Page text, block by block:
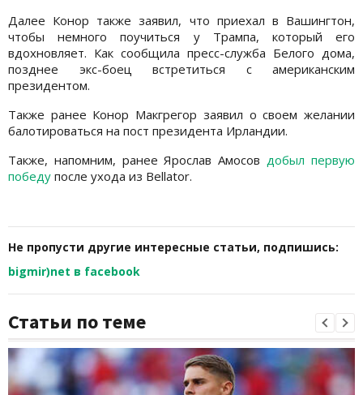
Далее Конор также заявил, что приехал в Вашингтон,
чтобы немного поучиться у Трампа, который его
вдохновляет. Как сообщила пресс-служба Белого дома,
позднее экс-боец встретиться с американским
президентом.
Также ранее Конор Макгрегор заявил о своем желании
балотироваться на пост президента Ирландии.
Также, напомним, ранее Ярослав Амосов добыл первую
победу после ухода из Bellator.
Не пропусти другие интересные статьи, подпишись:
bigmir)net в facebook
Статьи по теме